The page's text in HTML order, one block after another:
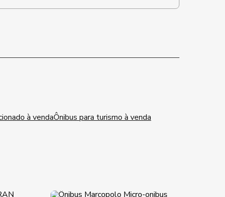
à vendaÔnibus para turismo à venda